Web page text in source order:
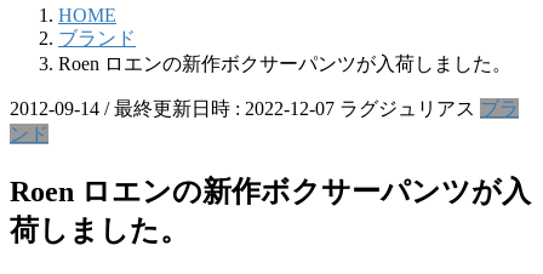
HOME
ブランド
Roen ロエンの新作ボクサーパンツが入荷しました。
2012-09-14 / 最終更新日時 : 2022-12-07 ラグジュリアス ブラ
ンド
Roen ロエンの新作ボクサーパンツが入
荷しました。